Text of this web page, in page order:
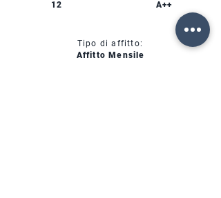
12
A++
Tipo di affitto:
Affitto Mensile